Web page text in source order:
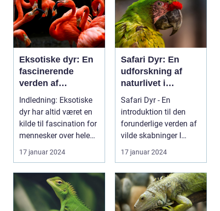
Eksotiske dyr: En
fascinerende
verden af
sjældenhed og
skønhed
Indledning: Eksotiske
dyr har altid været en
kilde til fascination for
mennesker over hele
verden. ...
17 januar 2024
Safari Dyr: En
udforskning af
naturlivet i
øjenhøjde
Safari Dyr - En
introduktion til den
forunderlige verden af
vilde skabninger I
denne artikel tager ...
17 januar 2024